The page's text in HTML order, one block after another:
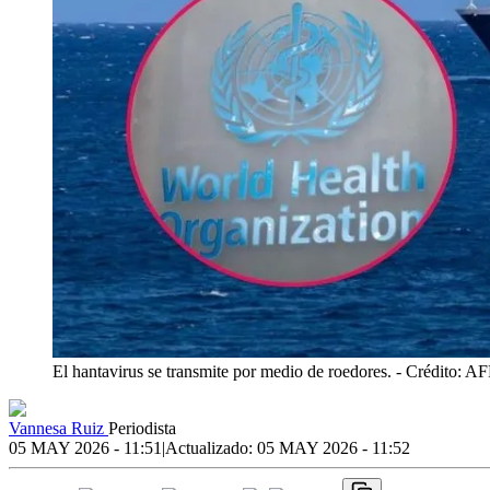
El hantavirus se transmite por medio de roedores. - Crédito:
Vannesa Ruiz Periodista
05 MAY 2026 - 11:51 |Actualizado: 05 MAY 2026 - 11:52